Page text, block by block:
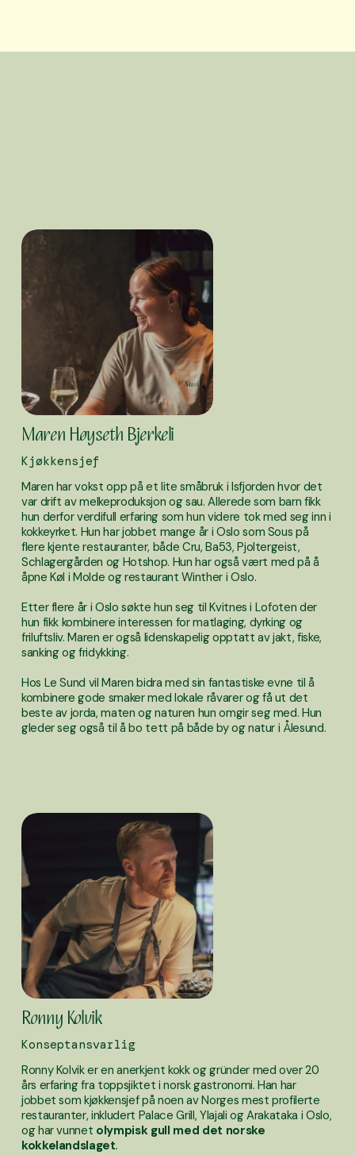
Maren Høyseth Bjerkeli
Kjøkkensjef
Maren har vokst opp på et lite småbruk i Isfjorden hvor det
var drift av melkeproduksjon og sau. Allerede som barn fikk
hun derfor verdifull erfaring som hun videre tok med seg inn i
kokkeyrket. Hun har jobbet mange år i Oslo som Sous på
flere kjente restauranter, både Cru, Ba53, Pjoltergeist,
Schlagergården og Hotshop. Hun har også vært med på å
åpne Køl i Molde og restaurant Winther i Oslo.
Etter flere år i Oslo søkte hun seg til Kvitnes i Lofoten der
hun fikk kombinere interessen for matlaging, dyrking og
friluftsliv. Maren er også lidenskapelig opptatt av jakt, fiske,
sanking og fridykking.
Hos Le Sund vil Maren bidra med sin fantastiske evne til å
kombinere gode smaker med lokale råvarer og få ut det
beste av jorda, maten og naturen hun omgir seg med. Hun
gleder seg også til å bo tett på både by og natur i Ålesund.
Ronny Kolvik
Konseptansvarlig
Ronny Kolvik er en anerkjent kokk og gründer med over 20
års erfaring fra toppsjiktet i norsk gastronomi. Han har
jobbet som kjøkkensjef på noen av Norges mest profilerte
restauranter, inkludert Palace Grill, Ylajali og Arakataka i Oslo,
og har vunnet olympisk gull med det norske
kokkelandslaget.